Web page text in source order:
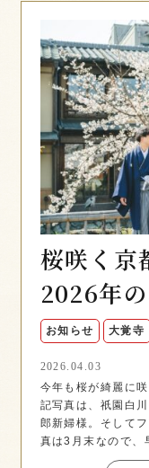
桜咲く京
2026年
お知らせ 大覚寺
2026.04.03
今年も桜が綺麗に
記写真は、祇園白
郎新婦様。そして
真は3月末なので、